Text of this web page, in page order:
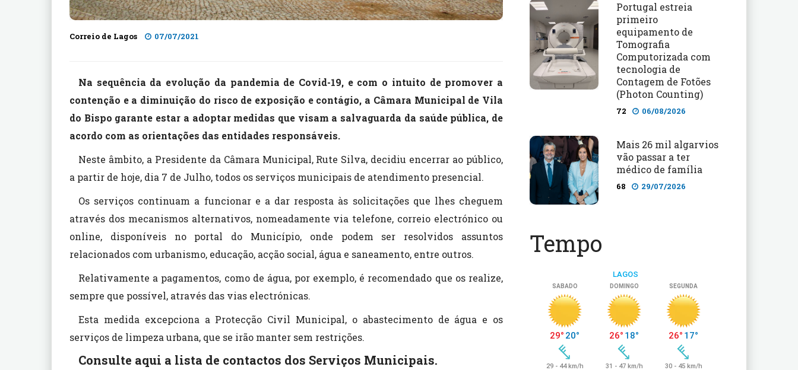
Correio de Lagos 07/07/2021
Na sequência da evolução da pandemia de Covid-19, e com o intuito de promover a
contenção e a diminuição do risco de exposição e contágio, a Câmara Municipal de Vila
do Bispo garante estar a adoptar medidas que visam a salvaguarda da saúde pública, de
acordo com as orientações das entidades responsáveis.
Neste âmbito, a Presidente da Câmara Municipal, Rute Silva, decidiu encerrar ao público,
a partir de hoje, dia 7 de Julho, todos os serviços municipais de atendimento presencial.
Os serviços continuam a funcionar e a dar resposta às solicitações que lhes cheguem
através dos mecanismos alternativos, nomeadamente via telefone, correio electrónico ou
online, disponíveis no portal do Município, onde podem ser resolvidos assuntos
relacionados com urbanismo, educação, acção social, água e saneamento, entre outros.
Relativamente a pagamentos, como de água, por exemplo, é recomendado que os realize,
sempre que possível, através das vias electrónicas.
Esta medida excepciona a Protecção Civil Municipal, o abastecimento de água e os
serviços de limpeza urbana, que se irão manter sem restrições.
Consulte aqui a lista de contactos dos Serviços Municipais.
Portugal estreia
primeiro
equipamento de
Tomografia
Computorizada com
tecnologia de
Contagem de Fotões
(Photon Counting)
72 06/08/2026
Mais 26 mil algarvios
vão passar a ter
médico de família
68 29/07/2026
Tempo